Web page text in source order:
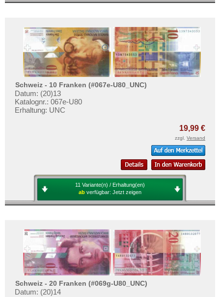
Schweiz - 10 Franken (#067e-U80_UNC)
Datum: (20)13
Katalognr.: 067e-U80
Erhaltung: UNC
19,99 €
zzgl. Versand
11 Variante(n) / Erhaltung(en)
ab verfügbar: Jetzt zeigen
Schweiz - 20 Franken (#069g-U80_UNC)
Datum: (20)14